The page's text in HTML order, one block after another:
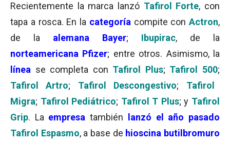
Recientemente la marca lanzó Tafirol Forte, con
tapa a rosca. En la categoría compite con Actron,
de la alemana Bayer; Ibupirac, de la
norteamericana Pfizer; entre otros. Asimismo, la
línea se completa con Tafirol Plus; Tafirol 500;
Tafirol Artro; Tafirol Descongestivo; Tafirol
Migra; Tafirol Pediátrico; Tafirol T Plus; y Tafirol
Grip. La empresa también
lanzó el año pasado
Tafirol Espasmo, a base de hioscina butilbromuro